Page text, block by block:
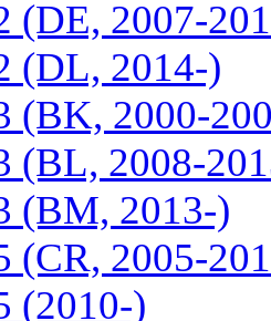
(DE, 2007-
(DL, 2014-)
(BK, 2000-
(BL, 2008-
(BM, 2013-)
(CR, 2005-
(2010-)